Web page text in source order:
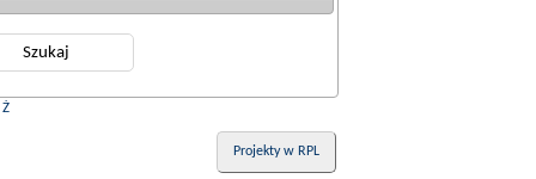
Ż
Projekty w RPL